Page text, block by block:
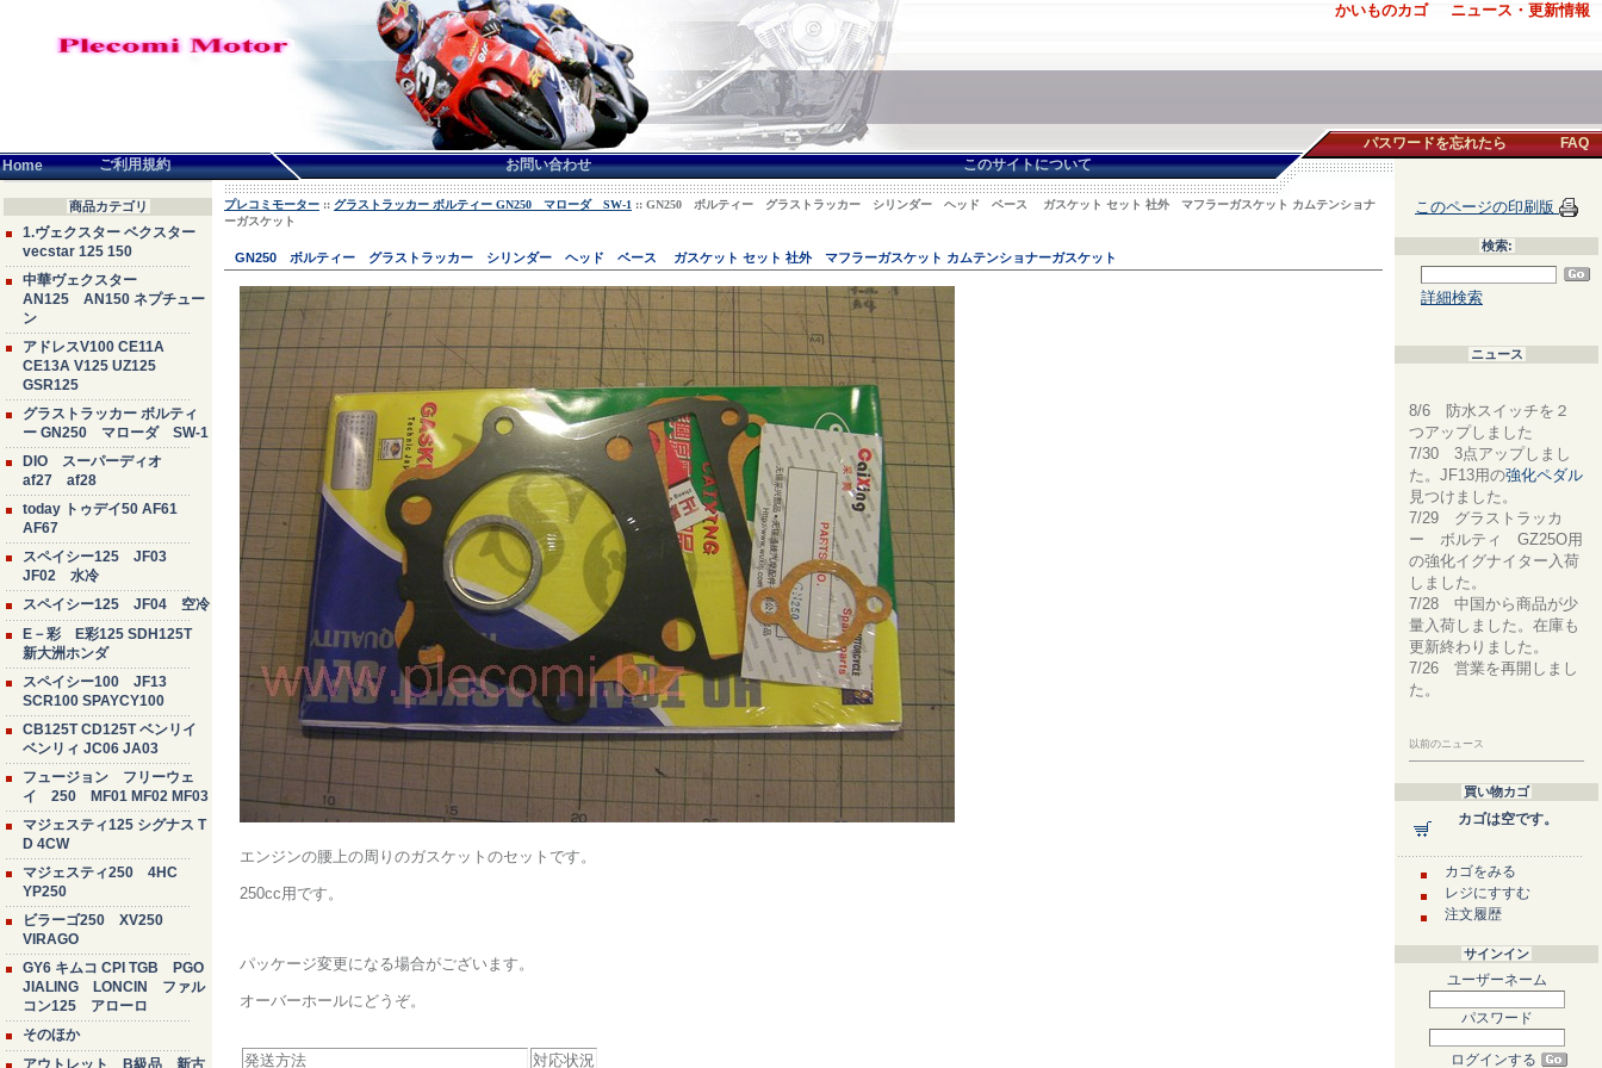
かいものカゴ ニュース・更新情報
Home ご利用規約 お問い合わせ このサイトについて
パスワードを忘れたら FAQ
商品カテゴリ
1.ヴェクスター ベクスター
vecstar 125 150
中華ヴェクスター
AN125 AN150 ネプチュー
ン
アドレスV100 CE11A
CE13A V125 UZ125
GSR125
グラストラッカー ボルティ
ー GN250 マローダ SW-1
DIO スーパーディオ
af27 af28
today トゥデイ50 AF61
AF67
スペイシー125 JF03
JF02 水冷
スペイシー125 JF04 空冷
E－彩 E彩125 SDH125T
新大洲ホンダ
スペイシー100 JF13
SCR100 SPAYCY100
CB125T CD125T ベンリイ
ベンリィ JC06 JA03
フュージョン フリーウェ
イ 250 MF01 MF02 MF03
マジェスティ125 シグナス T
D 4CW
マジェスティ250 4HC
YP250
ビラーゴ250 XV250
VIRAGO
GY6 キムコ CPI TGB PGO
JIALING LONCIN ファル
コン125 アローロ
そのほか
アウトレット B級品 新古
プレコミモーター :: グラストラッカー ボルティー GN250 マローダ SW-1 :: GN250 ボルティー グラストラッカー シリンダー ヘッド ベース ガスケット セット 社外 マフラーガスケット カムテンショナ
ーガスケット
GN250 ボルティー グラストラッカー シリンダー ヘッド ベース ガスケット セット 社外 マフラーガスケット カムテンショナーガスケット
エンジンの腰上の周りのガスケットのセットです。
250cc用です。
パッケージ変更になる場合がございます。
オーバーホールにどうぞ。
発送方法 対応状況
このページの印刷版
検索:
詳細検索
ニュース
8/6 防水スイッチを２
つアップしました
7/30 3点アップしまし
た。JF13用の強化ペダル
見つけました。
7/29 グラストラッカ
ー ボルティ GZ25O用
の強化イグナイター入荷
しました。
7/28 中国から商品が少
量入荷しました。在庫も
更新終わりました。
7/26 営業を再開しまし
た。
以前のニュース
買い物カゴ
カゴは空です。
カゴをみる
レジにすすむ
注文履歴
サインイン
ユーザーネーム
パスワード
ログインする